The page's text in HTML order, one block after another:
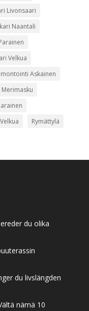
Livonsaari
Naantali
Velkua
Askainen
Rymättylä
du olika
du livslängden
nämä 10